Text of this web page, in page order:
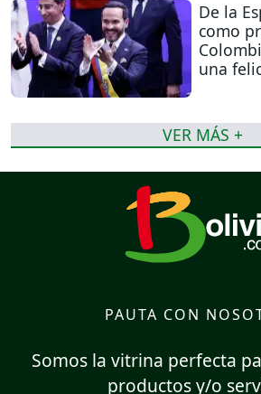
De la
como
una
VER MÁS +
PAUTA CON
Somos la vitrina perfecta
productos y/o